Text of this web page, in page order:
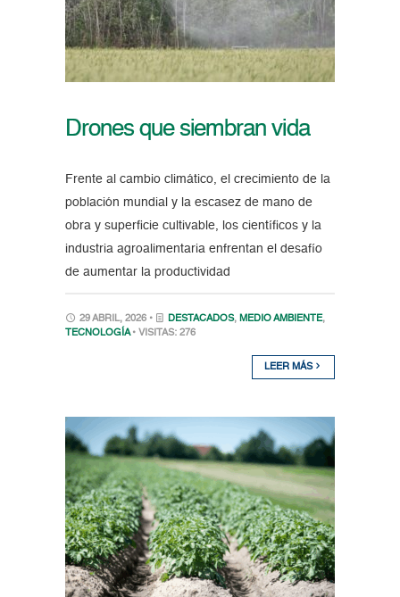
Drones que siembran vida
Frente al cambio climático, el crecimiento de la
población mundial y la escasez de mano de
obra y superficie cultivable, los científicos y la
industria agroalimentaria enfrentan el desafío
de aumentar la productividad
29 ABRIL, 2026 • DESTACADOS, MEDIO AMBIENTE,
TECNOLOGÍA • VISITAS: 276
LEER MÁS